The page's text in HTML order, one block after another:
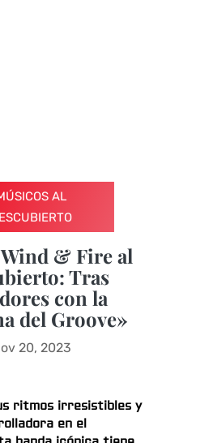
AL
& Fire al
Tras
con la
del Groove»
20, 2023
ritmos irresistibles y
en el